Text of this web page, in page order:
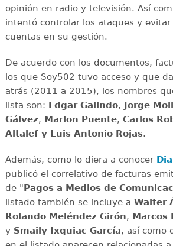
opinión en radio y televisión. Así
intentó controlar los ataques y
cuentas en su gestión.
De acuerdo con los documentos,
los que Soy502 tuvo acceso y que
atrás (2011 a 2015), los nombres
lista son: Edgar Galindo, Jorge
Gálvez, Marlon Puente, Carlos
Altalef y Luis Antonio Rojas.
Además, como lo diera a conocer
publicó el correlativo de facturas
de "Pagos a Medios de
listado también se incluye a Walter
Rolando Meléndez Girón, Marcos
y Smaily Ixquiac García, así como